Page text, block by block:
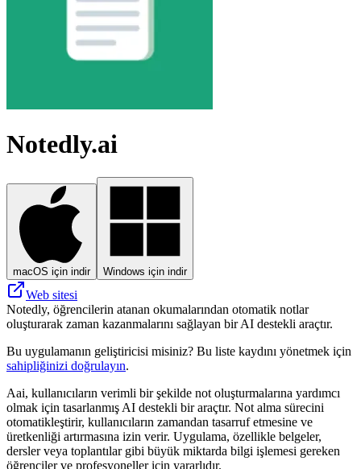
Notedly.ai
macOS için indir Windows için indir
Web sitesi
Notedly, öğrencilerin atanan okumalarından otomatik notlar
oluşturarak zaman kazanmalarını sağlayan bir AI destekli araçtır.
Bu uygulamanın geliştiricisi misiniz? Bu liste kaydını yönetmek için
sahipliğinizi doğrulayın.
Aai, kullanıcıların verimli bir şekilde not oluşturmalarına yardımcı
olmak için tasarlanmış AI destekli bir araçtır. Not alma sürecini
otomatikleştirir, kullanıcıların zamandan tasarruf etmesine ve
üretkenliği artırmasına izin verir. Uygulama, özellikle belgeler,
dersler veya toplantılar gibi büyük miktarda bilgi işlemesi gereken
öğrenciler ve profesyoneller için yararlıdır.